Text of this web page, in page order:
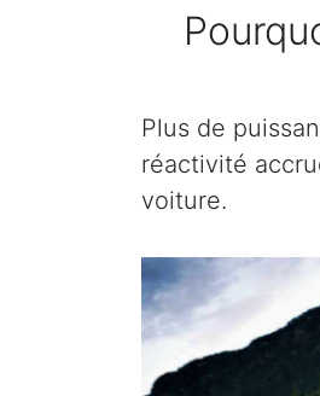
Plus de
réactivité
voiture.